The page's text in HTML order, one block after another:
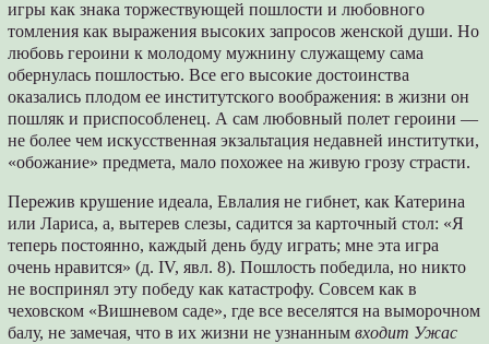
игры как знака торжествующей пошлости и любовного
томления как выражения высоких запросов женской души. Но
любовь героини к молодому мужнину служащему сама
обернулась пошлостью. Все его высокие достоинства
оказались плодом ее институтского воображения: в жизни он
пошляк и приспособленец. А сам любовный полет героини —
не более чем искусственная экзальтация недавней институтки,
«обожание» предмета, мало похожее на живую грозу страсти.
Пережив крушение идеала, Евлалия не гибнет, как Катерина
или Лариса, а, вытерев слезы, садится за карточный стол: «Я
теперь постоянно, каждый день буду играть; мне эта игра
очень нравится» (д. IV, явл. 8). Пошлость победила, но никто
не воспринял эту победу как катастрофу. Совсем как в
чеховском «Вишневом саде», где все веселятся на выморочном
балу, не замечая, что в их жизни не узнаннымвходит Ужас